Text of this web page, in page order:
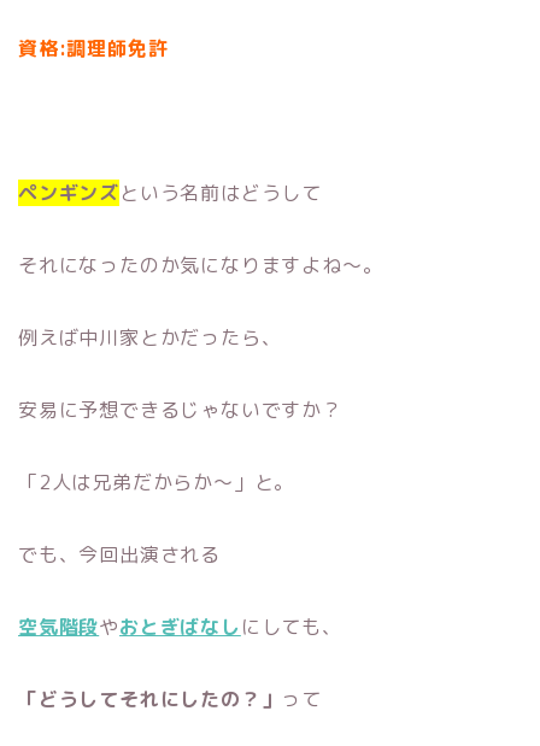
資格:調理師免許
ペンギンズという名前はどうして
それになったのか気になりますよね〜。
例えば中川家とかだったら、
安易に予想できるじゃないですか？
「2人は兄弟だからか〜」と。
でも、今回出演される
空気階段やおとぎばなし にしても、
「どうしてそれにしたの？」 って